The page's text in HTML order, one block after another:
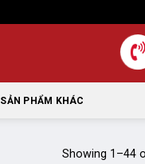
SẢN PHẨM KHÁC
Showing 1–44